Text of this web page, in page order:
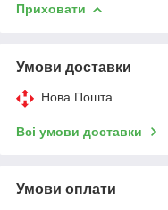
Приховати
Умови доставки
Нова Пошта
Всі умови доставки
Умови оплати